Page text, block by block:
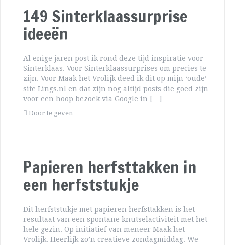
149 Sinterklaassurprise
ideeën
Al enige jaren post ik rond deze tijd inspiratie voor
Sinterklaas. Voor Sinterklaassurprises om precies te
zijn. Voor Maak het Vrolijk deed ik dit op mijn ‘oude’
site Lings.nl en dat zijn nog altijd posts die goed zijn
voor een hoop bezoek via Google in […]
Door te geven
Papieren herfsttakken in
een herfststukje
Dit herfststukje met papieren herfsttakken is het
resultaat van een spontane knutselactiviteit met het
hele gezin. Op initiatief van meneer Maak het
Vrolijk. Heerlijk zo’n creatieve zondagmiddag. We